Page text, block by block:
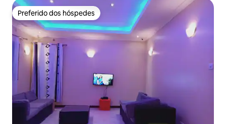
Preferido dos hóspedes
Preferido dos hóspedes